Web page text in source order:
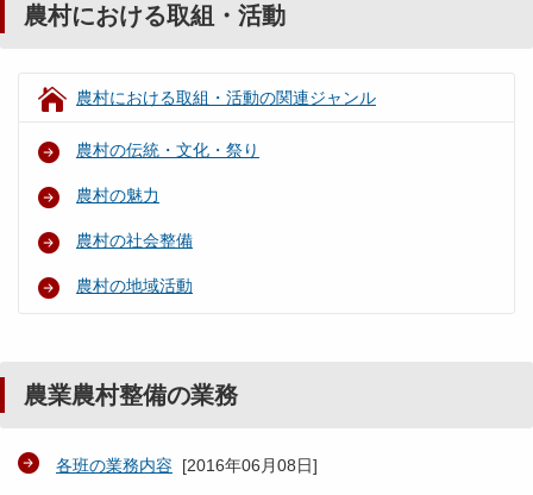
農村における取組・活動
農村における取組・活動の関連ジャンル
農村の伝統・文化・祭り
農村の魅力
農村の社会整備
農村の地域活動
農業農村整備の業務
各班の業務内容 [2016年06月08日]